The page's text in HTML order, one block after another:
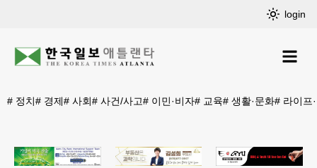
login
# 정치# 경제# 사회# 사건/사고# 이민·비자# 교육# 생활·문화# 라이프